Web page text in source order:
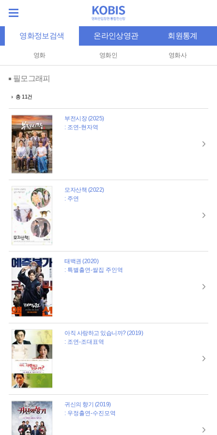
영화정보검색 온라인상영관 회원통계
영화 영화인 영화사
필모그래피
총 11건
부전시장 (2025)
: 조연-현자역
모자산책 (2022)
: 주연
태백권 (2020)
: 특별출연-쌀집 주인역
아직 사랑하고 있습니까? (2019)
: 조연-조대표역
귀신의 향기 (2019)
: 우정출연-수진모역